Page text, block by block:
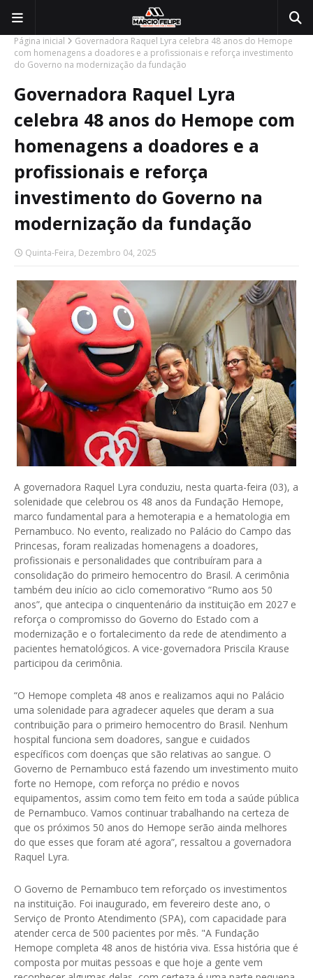
Página inicial
Governadora Raquel Lyra celebra 48 anos do Hemope
com homenagens a doadores e a profissionais e reforça investimento
do Governo na modernização da fundação
Governadora Raquel Lyra
celebra 48 anos do Hemope com
homenagens a doadores e a
profissionais e reforça
investimento do Governo na
modernização da fundação
Quinta-Feira, Dezembro 04, 2025
A governadora Raquel Lyra conduziu, nesta quarta-feira (03), a
solenidade que celebrou os 48 anos da Fundação Hemope,
marco fundamental para a hemoterapia e a hematologia em
Pernambuco. No evento, realizado no Palácio do Campo das
Princesas, foram realizadas homenagens a doadores,
profissionais e personalidades que contribuíram para a
consolidação do primeiro hemocentro do Brasil. A cerimônia
também deu início ao ciclo comemorativo “Rumo aos 50
anos”, que antecipa o cinquentenário da instituição em 2027 e
reforça o compromisso do Governo do Estado com a
modernização e o fortalecimento da rede de atendimento a
pacientes hematológicos. A vice-governadora Priscila Krause
participou da cerimônia.
“O Hemope completa 48 anos e realizamos aqui no Palácio
uma solenidade para agradecer aqueles que deram a sua
contribuição para o primeiro hemocentro do Brasil. Nenhum
hospital funciona sem doadores, sangue e cuidados
específicos com doenças que são relativas ao sangue. O
Governo de Pernambuco está fazendo um investimento muito
forte no Hemope, com reforça no prédio e novos
equipamentos, assim como tem feito em toda a saúde pública
de Pernambuco. Vamos continuar trabalhando na certeza de
que os próximos 50 anos do Hemope serão ainda melhores
do que esses que foram até agora”, ressaltou a governadora
Raquel Lyra.
O Governo de Pernambuco tem reforçado os investimentos
na instituição. Foi inaugurado, em fevereiro deste ano, o
Serviço de Pronto Atendimento (SPA), com capacidade para
atender cerca de 500 pacientes por mês. "A Fundação
Hemope completa 48 anos de história viva. Essa história que é
composta por muitas pessoas e que hoje a gente vem